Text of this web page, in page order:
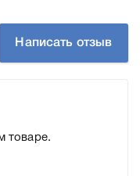
Написать отзыв
товаре.